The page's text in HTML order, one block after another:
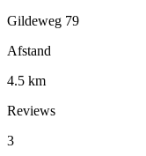
Gildeweg 79
Afstand
4.5 km
Reviews
3